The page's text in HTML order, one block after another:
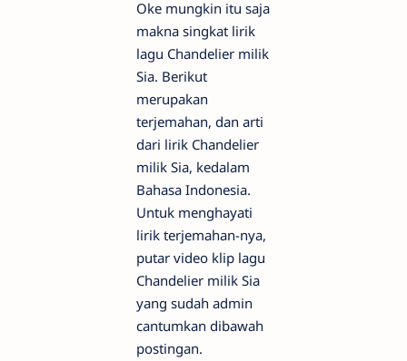
Oke mungkin itu saja
makna singkat lirik
lagu Chandelier milik
Sia. Berikut
merupakan
terjemahan, dan arti
dari lirik Chandelier
milik Sia, kedalam
Bahasa Indonesia.
Untuk menghayati
lirik terjemahan-nya,
putar video klip lagu
Chandelier milik Sia
yang sudah admin
cantumkan dibawah
postingan.